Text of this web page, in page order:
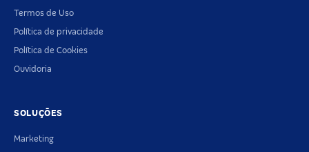
Termos de Uso
Política de privacidade
Política de Cookies
Ouvidoria
SOLUÇÕES
Marketing